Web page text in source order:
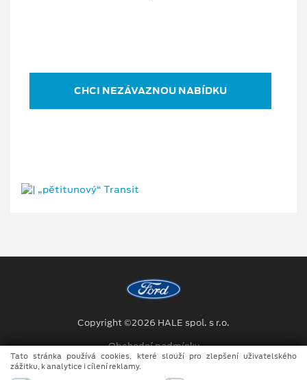
CHCI NEZÁVAZNOU NABÍDKU
Copyright ©2026 HALE spol. s r.o.
Obchodní podmínky
Ochrana osobních údajů
Tato stránka používá cookies, které slouží pro zlepšení uživatelského
zážitku, k analytice i cílení reklamy.